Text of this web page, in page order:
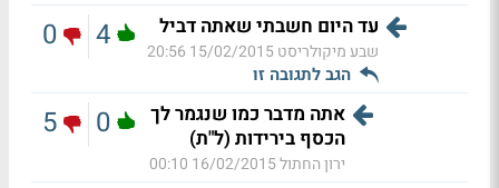
עד היום חשבתי שאתה דביל
שבע מיקולריסט15/02/2015 20:56
הגב לתגובה זו
4
0
אתה מדבר כמו שנגמר לך
הכסף בירידות (ל"ת)
ירון החתול16/02/2015 00:10
0
5